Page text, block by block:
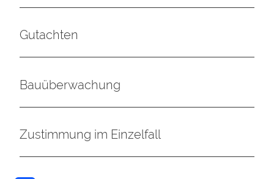
Gutachten
Bauüberwachung
Zustimmung im Einzelfall